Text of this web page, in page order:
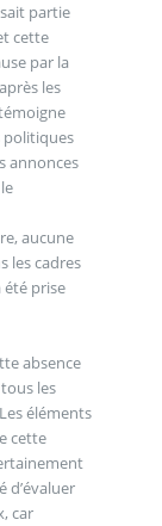
partie
cette
par la
les
politiques
annonces
aucune
les cadres
été prise
absence
les
éléments
cette
d’évaluer
car